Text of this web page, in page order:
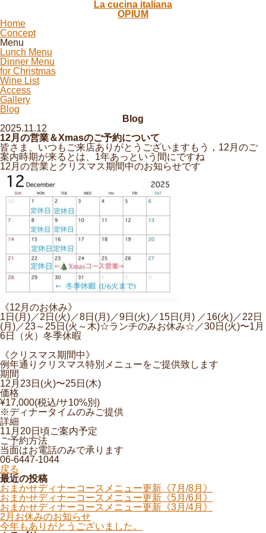
La cucina italiana
OPIUM
Home
Concept
Menu
Lunch Menu
Dinner Menu
for Christmas
Wine List
Access
Gallery
Blog
Blog
2025.11.12
12月の営業＆Xmasのご予約について
皆さま、いつもご来店ありがとうございますもう，12月のご
案内時期が来るとは、1年あっという間にですね
12月の営業とクリスマス期間中のお知らせです
《12月のお休み》
1日(月)／2日(火)／8日(月)／9日(火)／15日(月) ／16(火)／22日
(月)／23～25日(火～木)☆ランチのみお休み☆／30日(火)〜1月
6日（火）冬季休暇
《クリスマス期間中》
例年通りクリスマス特別メニューをご提供致します
期間
12月23日(火)〜25日(木)
価格
¥17,000(税込/サ10%別)
※ディナータイムのみご提供
詳細
11月20日頃ご案内予定
ご予約方法
当面はお電話のみで承ります
06-6447-1044
戻る
最近の投稿
おまかせディナーコースメニュー更新《7月/8月》
おまかせディナーコースメニュー更新《5月/6月》
おまかせディナーコースメニュー更新《3月/4月》
2月お休みのお知らせ
今年もありがとうございました。